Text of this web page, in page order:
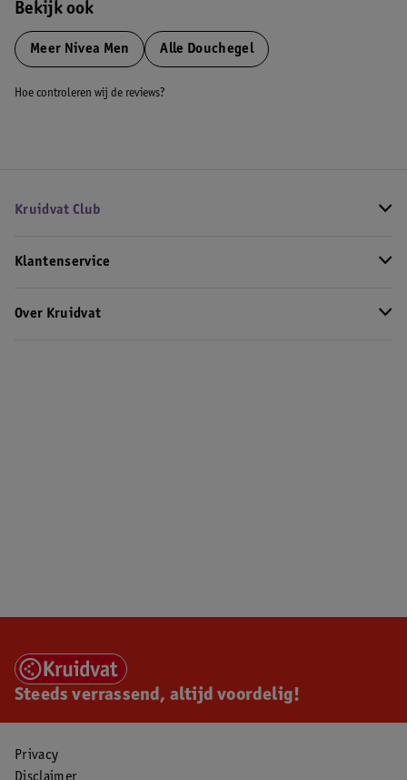
Bekijk ook
Meer Nivea Men Alle Douchegel
Hoe controleren wij de reviews?
Kruidvat Club
Klantenservice
Over Kruidvat
Steeds verrassend, altijd voordelig!
Privacy